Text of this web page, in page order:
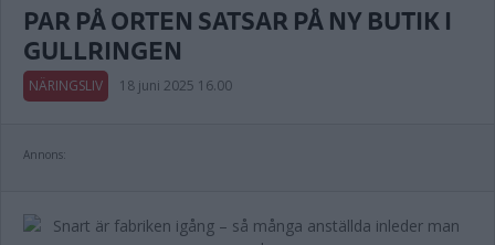
PAR PÅ ORTEN SATSAR PÅ NY BUTIK I
GULLRINGEN
NÄRINGSLIV 18 juni 2025 16.00
Annons: